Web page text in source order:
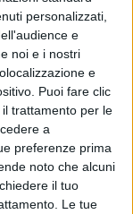
personalizzati,
e
noi e i nostri
e
Puoi fare clic
trattamento per le
a
preferenze prima
noto che alcuni
il tuo
Le tue
nota
di Ruvo,
2014 ha vinto
– e Real Rieti.
e Coppa